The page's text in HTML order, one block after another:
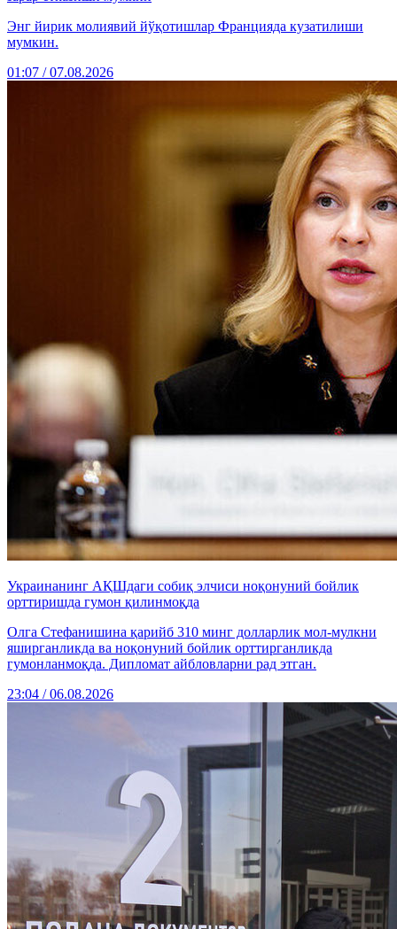
Энг йирик молиявий йўқотишлар Францияда кузатилиши
мумкин.
01:07 / 07.08.2026
Украинанинг АҚШдаги собиқ элчиси ноқонуний бойлик
орттиришда гумон қилинмоқда
Олга Стефанишина қарийб 310 минг долларлик мол-мулкни
яширганликда ва ноқонуний бойлик орттирганликда
гумонланмоқда. Дипломат айбловларни рад этган.
23:04 / 06.08.2026